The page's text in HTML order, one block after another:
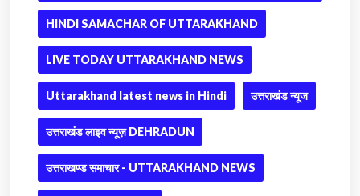
HINDI SAMACHAR OF UTTARAKHAND
LIVE TODAY UTTARAKHAND NEWS
Uttarakhand latest news in Hindi उत्तराखंड न्यूज
उत्तराखंड लाइव न्यूज़ DEHRADUN
उत्तराखण्ड समाचार - UTTARAKHAND NEWS